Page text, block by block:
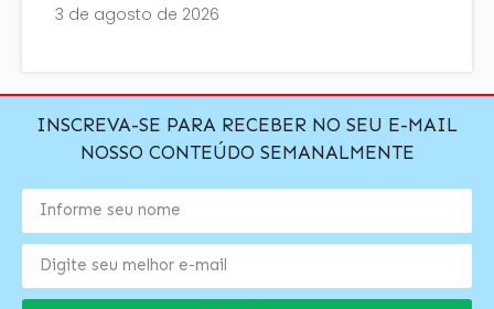
3 de agosto de 2026
INSCREVA-SE PARA RECEBER NO SEU E-MAIL
NOSSO CONTEÚDO SEMANALMENTE